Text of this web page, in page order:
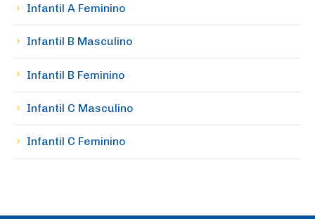
Infantil A Feminino
Infantil B Masculino
Infantil B Feminino
Infantil C Masculino
Infantil C Feminino